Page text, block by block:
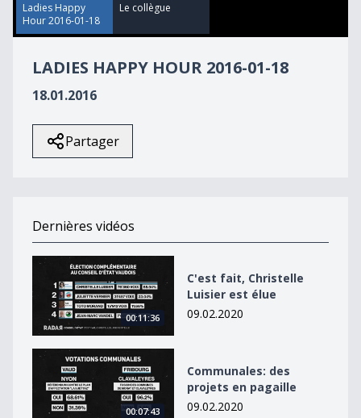
37
seconds
Ladies Happy
Hour 2016-01-18
Le collègue
LADIES HAPPY HOUR 2016-01-18
18.01.2016
Partager
Dernières vidéos
C&#039;est fait, Christelle Luisier est élue
00:11:36
C'est fait, Christelle
Luisier est élue
09.02.2020
Communales: des projets en pagaille
00:07:43
Communales: des
projets en pagaille
09.02.2020